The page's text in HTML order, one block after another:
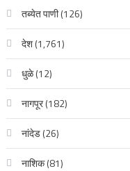
तब्येत पाणी(126)
देश(1,761)
धुळे(12)
नागपूर(182)
नांदेड(26)
नाशिक(81)